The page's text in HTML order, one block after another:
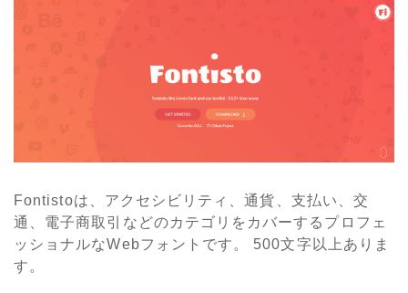
Fontistoは、アクセシビリティ、通貨、支払い、交
通、電子商取引などのカテゴリをカバーするプロフェ
ッショナルなWebフォントです。 500文字以上ありま
す。